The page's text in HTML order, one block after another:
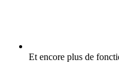
Et encore plus de